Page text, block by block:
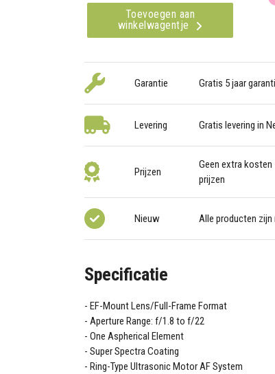
Toevoegen aan
winkelwagentje
Garantie Gratis 5 jaar
Levering Gratis levering in
Prijzen
Geen extra kosten
prijzen
Nieuw Alle producten zijn
Specificatie
EF-Mount Lens/Full-Frame Format
Aperture Range: f/1.8 to f/22
One Aspherical Element
Super Spectra Coating
Ring-Type Ultrasonic Motor AF System